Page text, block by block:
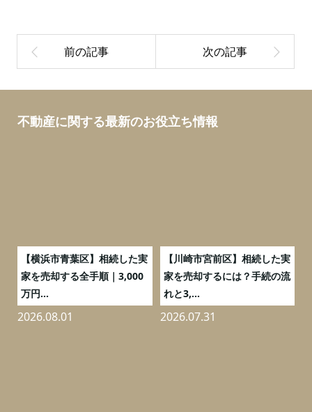
不動産に関する最新のお役立ち情報
【横浜市青葉区】相続した実
家を売却する全手順｜3,000
万円...
2026.08.01
【川崎市宮前区】相続した実
家を売却するには？手続の流
れと3,...
2026.07.31